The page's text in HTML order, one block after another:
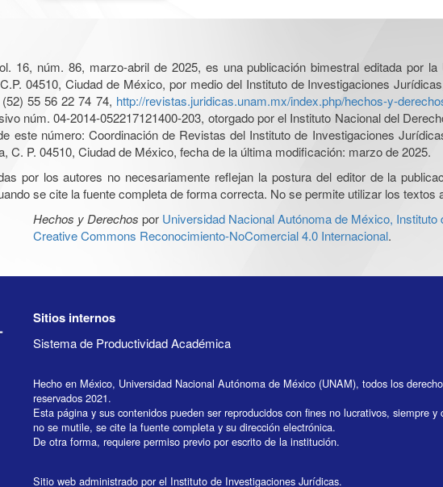
16, núm. 86, marzo-abril de 2025, es una publicación bimestral editada por
04510, Ciudad de México, por medio del Instituto de Investigaciones
55 56 22 74 74, http://revistas.juridicas.unam.mx/index.php/hechos-y-
núm. 04-2014-052217121400-203, otorgado por el Instituto Nacional del
este número: Coordinación de Revistas del Instituto de Investigaciones
C. P. 04510, Ciudad de México, fecha de la última modificación: marzo de 2025.
por los autores no necesariamente reflejan la postura del editor de la
se cite la fuente completa de forma correcta. No se permite utilizar los
Hechos y Derechos por Universidad Nacional Autónoma de México,
Creative Commons Reconocimiento-NoComercial 4.0 Internacional.
Sitios internos
Sistema de Productividad Académica
Hecho en México, Universidad Nacional Autónoma de México (UNAM), todos los
reservados 2021.
Esta página y sus contenidos pueden ser reproducidos con fines no lucrativos, siempre y
no se mutile, se cite la fuente completa y su dirección electrónica.
De otra forma, requiere permiso previo por escrito de la institución.
Sitio web administrado por el Instituto de Investigaciones Jurídicas.